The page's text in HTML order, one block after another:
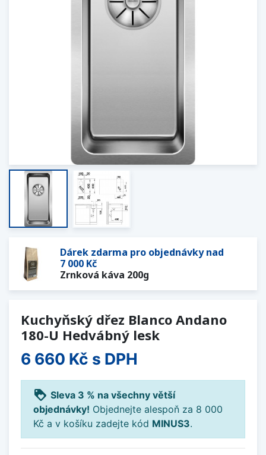
Dárek zdarma pro objednávky nad
7 000 Kč
Zrnková káva 200g
Kuchyňský dřez Blanco Andano
180-U Hedvábný lesk
6 660 Kč s DPH
loyalty Sleva 3 % na všechny větší
objednávky! Objednejte alespoň za 8 000
Kč a v košíku zadejte kód MINUS3.